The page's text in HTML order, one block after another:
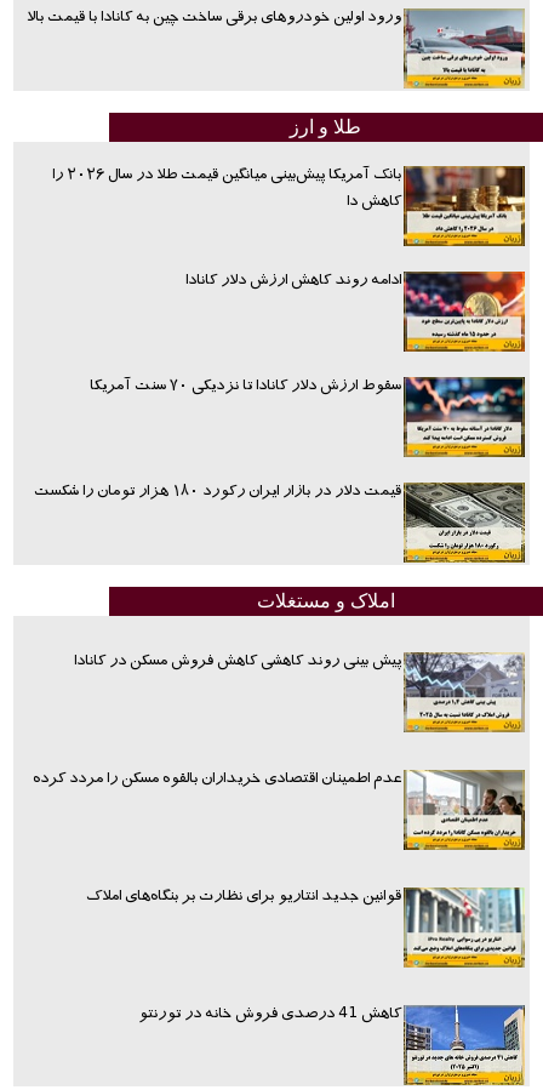
ورود اولین خودروهای برقی ساخت چین به کانادا با قیمت بالا
طلا و ارز
بانک آمریکا پیش‌بینی میانگین قیمت طلا در سال ۲۰۲۶ را
کاهش دا
ادامه روند کاهش ارزش دلار کانادا
سقوط ارزش دلار کانادا تا نزدیکی ۷۰ سنت آمریکا
قیمت دلار در بازار ایران رکورد ۱۸۰ هزار تومان را شکست
املاک و مستغلات
پیش بینی روند کاهشی کاهش فروش مسکن در کانادا
عدم اطمینان اقتصادی خریداران بالقوه مسکن را مردد کرده
قوانین جدید انتاریو برای نظارت بر بنگاه‌های املاک
کاهش 41 درصدی فروش خانه در تورنتو